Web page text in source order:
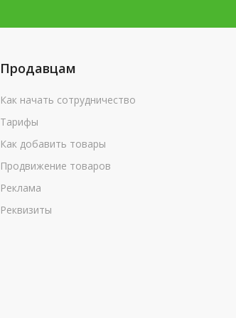
Продавцам
Как начать сотрудничество
Тарифы
Как добавить товары
Продвижение товаров
Реклама
Реквизиты